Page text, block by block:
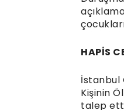
HAPİS
İstanbul
Kişinin
talep